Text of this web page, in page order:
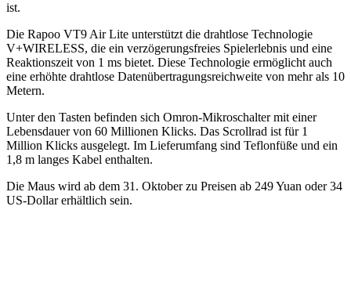
ist.
Die Rapoo VT9 Air Lite unterstützt die drahtlose Technologie
V+WIRELESS, die ein verzögerungsfreies Spielerlebnis und eine
Reaktionszeit von 1 ms bietet. Diese Technologie ermöglicht auch
eine erhöhte drahtlose Datenübertragungsreichweite von mehr als 10
Metern.
Unter den Tasten befinden sich Omron-Mikroschalter mit einer
Lebensdauer von 60 Millionen Klicks. Das Scrollrad ist für 1
Million Klicks ausgelegt. Im Lieferumfang sind Teflonfüße und ein
1,8 m langes Kabel enthalten.
Die Maus wird ab dem 31. Oktober zu Preisen ab 249 Yuan oder 34
US-Dollar erhältlich sein.